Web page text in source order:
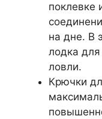
поклевке
на дне. В
лодка для
ловли.
Крючки